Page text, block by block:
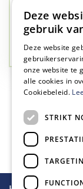
✅A-
✅77 jaar
✅Groen,
Merk
Deze
gebruik
Deze website
onze website te
alle cookies in
Cookiebeleid.
STRIKT